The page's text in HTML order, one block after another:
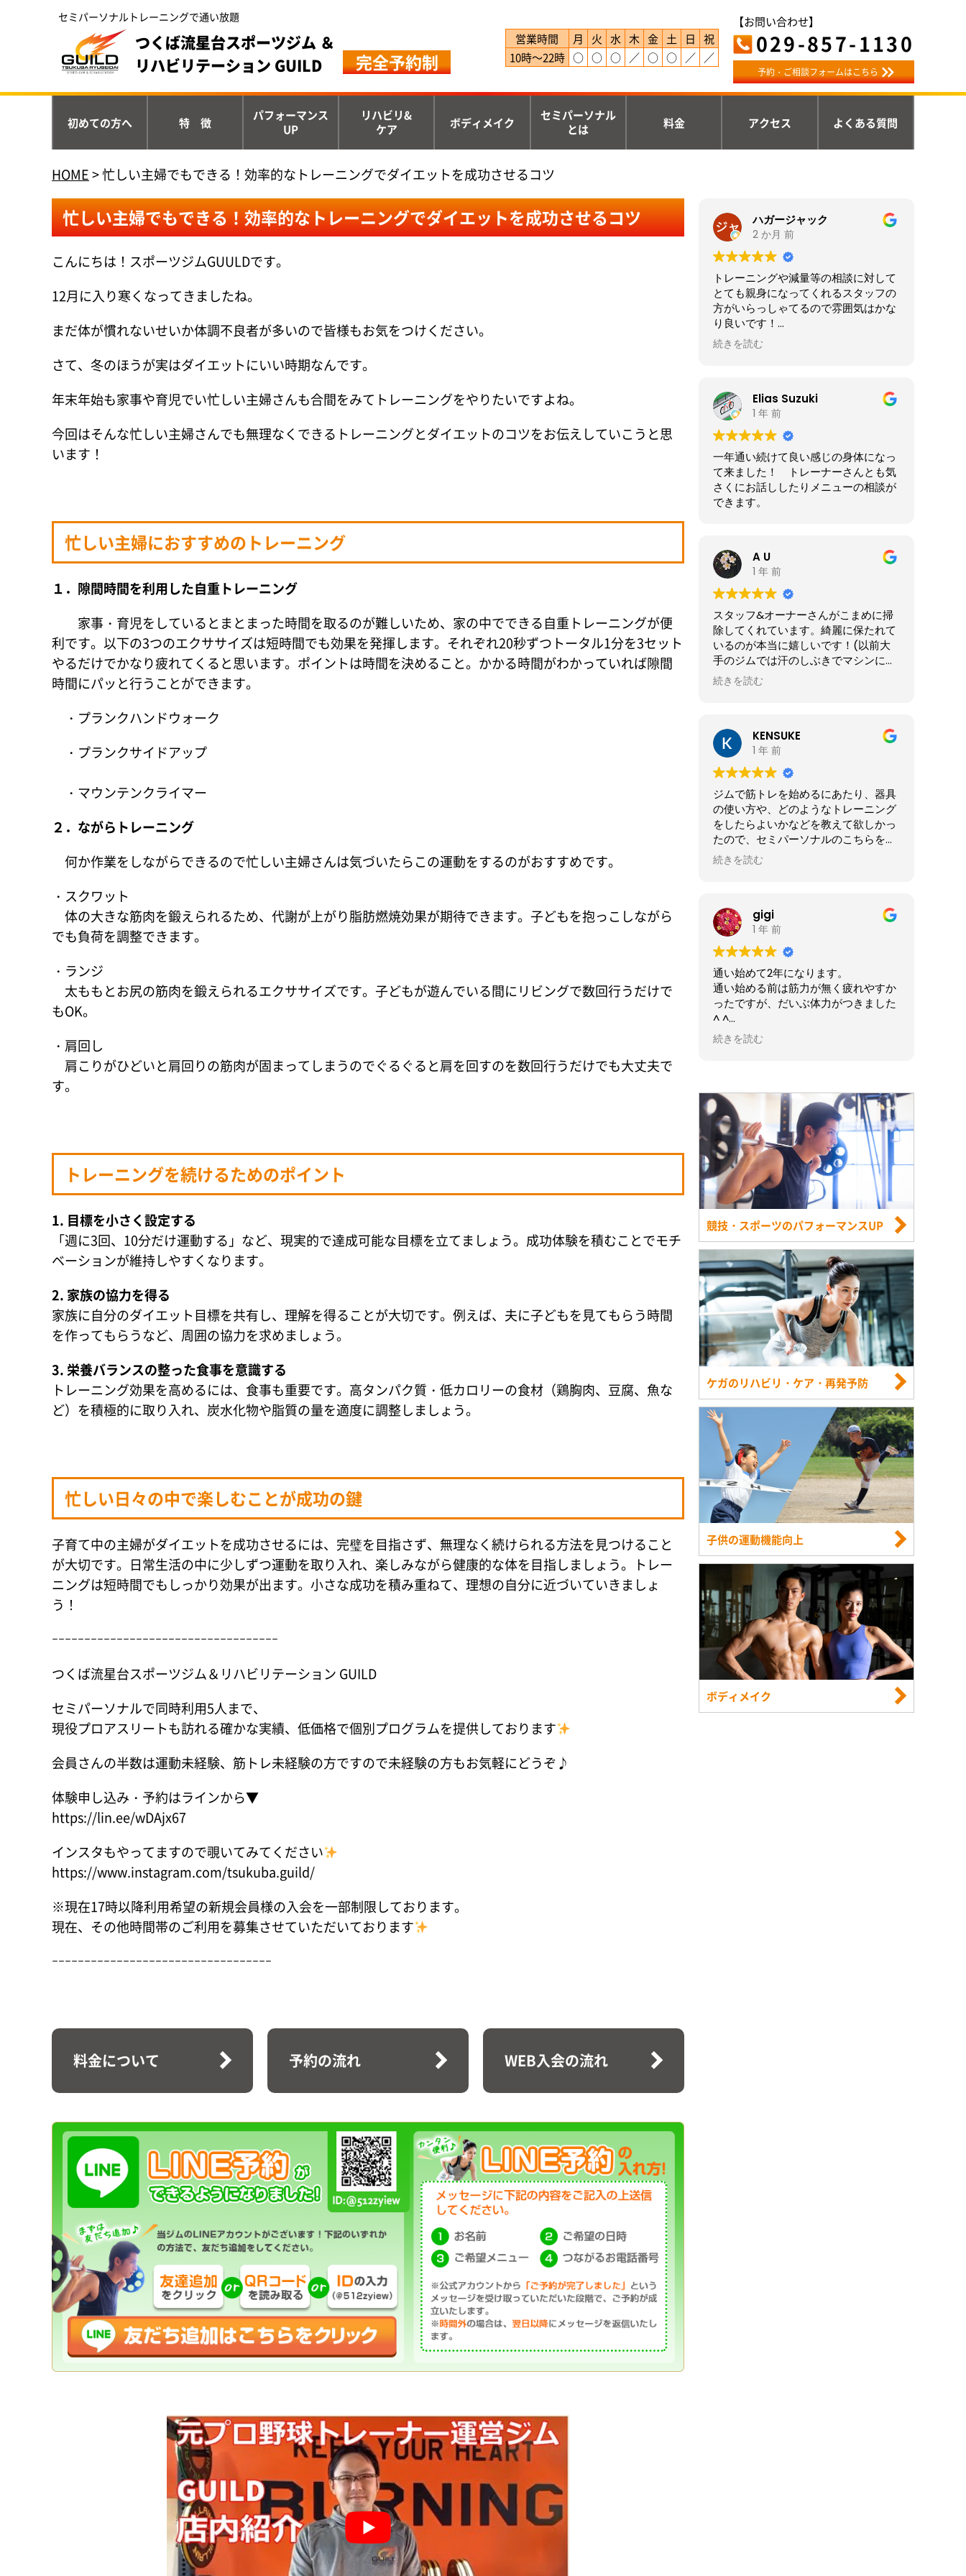
セミパーソナルトレーニングで通い放題
つくば流星台スポーツジム ＆
リハビリテーション GUILD
完全予約制
営業時間 月 火 水 木 金 土 日
祝
10時～22時 ○ ○ ○ ／ ○ ○ ／ ／
【お問い合わせ】
029-857-1130
予約・ご相談フォームはこちら
初めての方へ 特 徴
パフォーマンス
UP
リハビリ&
ケア
ボディメイク
セミパーソナル
とは
料金 アクセス よくある質問
HOME>忙しい主婦でもできる！効率的なトレーニングでダイエットを成功させるコツ
忙しい主婦でもできる！効率的なトレーニングでダイエットを成功させるコツ
こんにちは！スポーツジムGUULDです。
12月に入り寒くなってきましたね。
まだ体が慣れないせいか体調不良者が多いので皆様もお気をつけください。
さて、冬のほうが実はダイエットにいい時期なんです。
年末年始も家事や育児でい忙しい主婦さんも合間をみてトレーニングをやりたいですよね。
今回はそんな忙しい主婦さんでも無理なくできるトレーニングとダイエットのコツをお伝えしていこうと思
います！
忙しい主婦におすすめのトレーニング
１．隙間時間を利用した自重トレーニング
家事・育児をしているとまとまった時間を取るのが難しいため、家の中でできる自重トレーニングが便
利です。以下の3つのエクササイズは短時間でも効果を発揮します。それぞれ20秒ずつトータル1分を3セット
やるだけでかなり疲れてくると思います。ポイントは時間を決めること。かかる時間がわかっていれば隙間
時間にパッと行うことができます。
・プランクハンドウォーク
・プランクサイドアップ
・マウンテンクライマー
２．ながらトレーニング
何か作業をしながらできるので忙しい主婦さんは気づいたらこの運動をするのがおすすめです。
・スクワット
体の大きな筋肉を鍛えられるため、代謝が上がり脂肪燃焼効果が期待できます。子どもを抱っこしながら
でも負荷を調整できます。
・ランジ
太ももとお尻の筋肉を鍛えられるエクササイズです。子どもが遊んでいる間にリビングで数回行うだけで
もOK。
・肩回し
肩こりがひどいと肩回りの筋肉が固まってしまうのでぐるぐると肩を回すのを数回行うだけでも大丈夫で
す。
トレーニングを続けるためのポイント
1. 目標を小さく設定する
「週に3回、10分だけ運動する」など、現実的で達成可能な目標を立てましょう。成功体験を積むことでモチ
ベーションが維持しやすくなります。
2. 家族の協力を得る
家族に自分のダイエット目標を共有し、理解を得ることが大切です。例えば、夫に子どもを見てもらう時間
を作ってもらうなど、周囲の協力を求めましょう。
3. 栄養バランスの整った食事を意識する
トレーニング効果を高めるには、食事も重要です。高タンパク質・低カロリーの食材（鶏胸肉、豆腐、魚な
ど）を積極的に取り入れ、炭水化物や脂質の量を適度に調整しましょう。
忙しい日々の中で楽しむことが成功の鍵
子育て中の主婦がダイエットを成功させるには、完璧を目指さず、無理なく続けられる方法を見つけること
が大切です。日常生活の中に少しずつ運動を取り入れ、楽しみながら健康的な体を目指しましょう。トレー
ニングは短時間でもしっかり効果が出ます。小さな成功を積み重ねて、理想の自分に近づいていきましょ
う！
ｰｰｰｰｰｰｰｰｰｰｰｰｰｰｰｰｰｰｰｰｰｰｰｰｰｰｰｰｰｰｰｰｰｰｰ
つくば流星台スポーツジム＆リハビリテーション GUILD
セミパーソナルで同時利用5人まで、
現役プロアスリートも訪れる確かな実績、低価格で個別プログラムを提供しております
会員さんの半数は運動未経験、筋トレ未経験の方ですので未経験の方もお気軽にどうぞ♪
体験申し込み・予約はラインから▼
https://lin.ee/wDAjx67
インスタもやってますので覗いてみてください
https://www.instagram.com/tsukuba.guild/
※現在17時以降利用希望の新規会員様の入会を一部制限しております。
現在、その他時間帯のご利用を募集させていただいております
ｰｰｰｰｰｰｰｰｰｰｰｰｰｰｰｰｰｰｰｰｰｰｰｰｰｰｰｰｰｰｰｰｰｰ
料金について 予約の流れ WEB入会の流れ
ハガージャック
2 か月 前
トレーニングや減量等の相談に対して
とても親身になってくれるスタッフの
方がいらっしゃてるので雰囲気はかな
り良いです！
おかげさまでかなりの減量に成功しま
続きを読む
Elias Suzuki
1 年 前
一年通い続けて良い感じの身体になっ
て来ました！ トレーナーさんとも気
さくにお話ししたりメニューの相談が
できます。
A U
1 年 前
スタッフ&オーナーさんがこまめに掃
除してくれています。綺麗に保たれて
いるのが本当に嬉しいです！(以前大
手のジムでは汗のしぶきでマシンにサ
ビが出てたので)
続きを読む
KENSUKE
1 年 前
ジムで筋トレを始めるにあたり、器具
の使い方や、どのようなトレーニング
をしたらよいかなどを教えて欲しかっ
たので、セミパーソナルのこちらを選
びました。予約制なので、比較的スム
ーズにトレーニングできるところも良
続きを読む
gigi
1 年 前
通い始めて2年になります。
通い始める前は筋力が無く疲れやすか
ったですが、だいぶ体力がつきました
^ ^
これからも続けたいと思います！
続きを読む
競技・スポーツのパフォーマンスUP
ケガのリハビリ・ケア・再発予防
子供の運動機能向上
ボディメイク